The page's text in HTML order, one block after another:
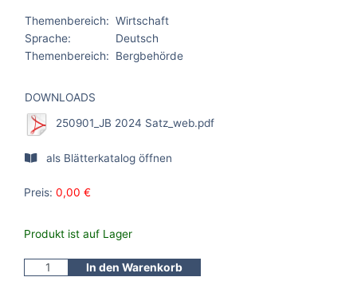
Themenbereich: Wirtschaft
Sprache:
Deutsch
Themenbereich:
Bergbehörde
DOWNLOADS
250901_JB 2024 Satz_web.pdf
als Blätterkatalog öffnen
Preis: 0,00 €
Produkt ist auf Lager
In den Warenkorb